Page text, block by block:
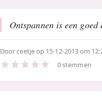
Ontspannen is een
Doorceetjeop 15-12-2013 om
0 stemmen